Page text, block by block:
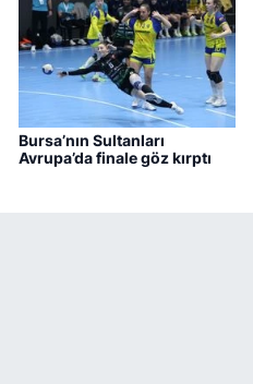
Bursa’nın Sultanları
Avrupa’da finale göz kırptı